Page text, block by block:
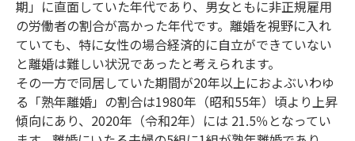
期」に直面していた年代であり、男女ともに非正規雇用
の労働者の割合が高かった年代です。離婚を視野に入れ
ていても、特に女性の場合経済的に自立ができていない
と離婚は難しい状況であったと考えられます。
その一方で同居していた期間が20年以上におよぶいわゆ
る「熟年離婚」の割合は1980年（昭和55年）頃より上昇
傾向にあり、2020年（令和2年）には 21.5％となってい